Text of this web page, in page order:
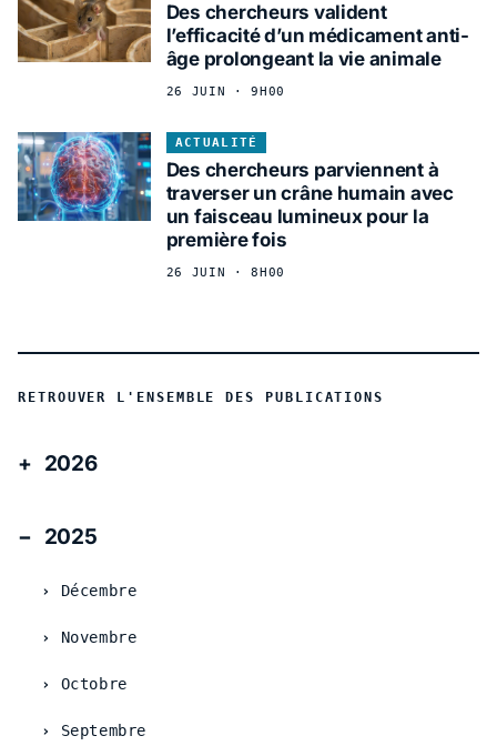
Des chercheurs valident
l’efficacité d’un médicament anti-
âge prolongeant la vie animale
26 JUIN · 9H00
ACTUALITÉ
Des chercheurs parviennent à
traverser un crâne humain avec
un faisceau lumineux pour la
première fois
26 JUIN · 8H00
RETROUVER L'ENSEMBLE DES PUBLICATIONS
2026
2025
Décembre
Novembre
Octobre
Septembre